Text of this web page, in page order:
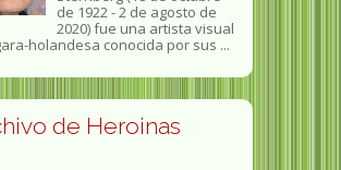
de 1922 - 2 de agosto de
2020) fue una artista visual
holandesa conocida por sus ...
de Heroinas